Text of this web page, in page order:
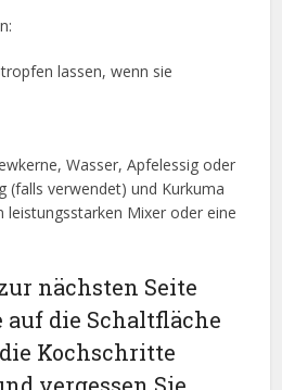
lassen, wenn sie
Wasser, Apfelessig oder
(falls verwendet) und Kurkuma
leistungsstarken Mixer oder eine
nächsten Seite
die Schaltfläche
die Kochschritte